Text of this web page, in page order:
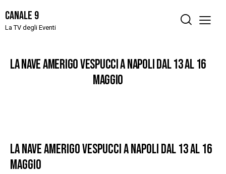
Canale 9
La TV degli Eventi
LA NAVE AMERIGO VESPUCCI A NAPOLI DAL 13 AL 16
MAGGIO
LA NAVE AMERIGO VESPUCCI A NAPOLI DAL 13 AL 16
MAGGIO